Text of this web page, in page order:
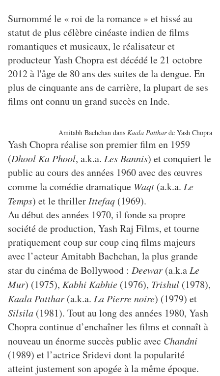
Surnommé le « roi de la romance » et hissé au
statut de plus célèbre cinéaste indien de films
romantiques et musicaux, le réalisateur et
producteur Yash Chopra est décédé le 21 octobre
2012 à l'âge de 80 ans des suites de la dengue. En
plus de cinquante ans de carrière, la plupart de ses
films ont connu un grand succès en Inde.
Amitabh Bachchan dans Kaala Pattharde Yash Chopra
Yash Chopra réalise son premier film en 1959
(Dhool Ka Phool, a.k.a. Les Bannis) et conquiert le
public au cours des années 1960 avec des œuvres
comme la comédie dramatique Waqt (a.k.a. Le
Temps) et le thriller Ittefaq (1969).
Au début des années 1970, il fonde sa propre
société de production, Yash Raj Films, et tourne
pratiquement coup sur coup cinq films majeurs
avec l’acteur Amitabh Bachchan, la plus grande
star du cinéma de Bollywood : Deewar (a.k.a Le
Mur) (1975), Kabhi Kabhie (1976), Trishul (1978),
Kaala Patthar (a.k.a. La Pierre noire) (1979) et
Silsila (1981). Tout au long des années 1980, Yash
Chopra continue d’enchaîner les films et connaît à
nouveau un énorme succès public avec Chandni
(1989) et l’actrice Sridevi dont la popularité
atteint justement son apogée à la même époque.